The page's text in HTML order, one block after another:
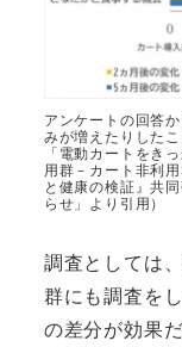
アンケートの回答
みが増えたりした
「電動カートをき
用群－カート非利
と健康の検証』共
らせ」より引用）
調査としては
群にも調査を
の差分が効果